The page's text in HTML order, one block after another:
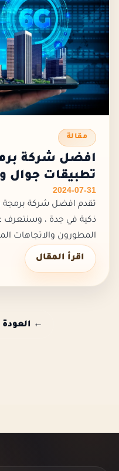
مقالة
افضل شركة
تطبيقات جوال
2024-07-31
تقدم افضل شركة برمجة
ذكية في جدة ، وسنتعرف
هذه الصناعة في
تصميم برمجة وتصميم
اقرأ المقال
← العودة